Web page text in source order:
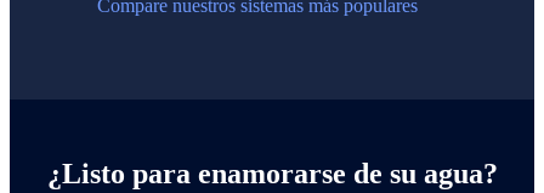
Compare nuestros sistemas más populares
¿Listo para enamorarse de su agua?